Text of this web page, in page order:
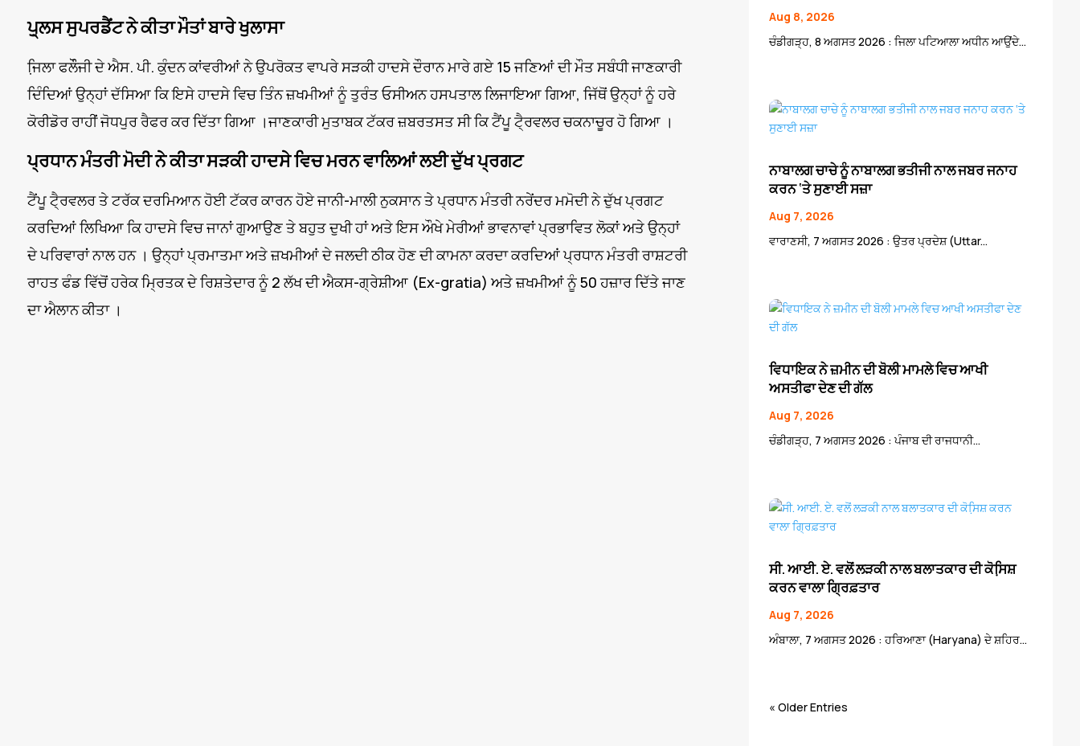
ਪੁ੍ਲਸ ਸੁਪਰਡੈਂਟ ਨੇ ਕੀਤਾ ਮੌਤਾਂ ਬਾਰੇ ਖੁਲਾਸਾ
ਜਿ਼ਲਾ ਫਲੌੌਜੀ ਦੇ ਐਸ. ਪੀ. ਕੁੰਦਨ ਕਾਂਵਰੀਆਂ ਨੇ ਉਪਰੋਕਤ ਵਾਪਰੇ ਸੜਕੀ ਹਾਦਸੇ ਦੌਰਾਨ ਮਾਰੇ ਗਏ 15 ਜਣਿਆਂ ਦੀ ਮੌਤ ਸਬੰਧੀ ਜਾਣਕਾਰੀ
ਦਿੰਦਿਆਂ ਉਨ੍ਹਾਂ ਦੱਸਿਆ ਕਿ ਇਸੇ ਹਾਦਸੇ ਵਿਚ ਤਿੰਨ ਜ਼ਖਮੀਆਂ ਨੂੰ ਤੁਰੰਤ ਓਸੀਅਨ ਹਸਪਤਾਲ ਲਿਜਾਇਆ ਗਿਆ, ਜਿੱਥੋਂ ਉਨ੍ਹਾਂ ਨੂੰ ਹਰੇ
ਕੋਰੀਡੋਰ ਰਾਹੀਂ ਜੋਧਪੁਰ ਰੈਫਰ ਕਰ ਦਿੱਤਾ ਗਿਆ ।ਜਾਣਕਾਰੀ ਮੁਤਾਬਕ ਟੱਕਰ ਜ਼ਬਰਤਸਤ ਸੀ ਕਿ ਟੈਂਪੂ ਟੈ੍ਰਵਲਰ ਚਕਨਾਚੂਰ ਹੋ ਗਿਆ ।
ਪ੍ਰਧਾਨ ਮੰਤਰੀ ਮੋਦੀ ਨੇ ਕੀਤਾ ਸੜਕੀ ਹਾਦਸੇ ਵਿਚ ਮਰਨ ਵਾਲਿਆਂ ਲਈ ਦੁੱਖ ਪ੍ਰਗਟ
ਟੈਂਪੂ ਟੈ੍ਰਵਲਰ ਤੇ ਟਰੱਕ ਦਰਮਿਆਨ ਹੋਈ ਟੱਕਰ ਕਾਰਨ ਹੋਏ ਜਾਨੀ-ਮਾਲੀ ਨੁਕਸਾਨ ਤੇ ਪ੍ਰਧਾਨ ਮੰਤਰੀ ਨਰੇਂਦਰ ਮਮੋਦੀ ਨੇ ਦੁੱਖ ਪ੍ਰਗਟ
ਕਰਦਿਆਂ ਲਿਖਿਆ ਕਿ ਹਾਦਸੇ ਵਿਚ ਜਾਨਾਂ ਗੁਆਉਣ ਤੇ ਬਹੁਤ ਦੁਖੀ ਹਾਂ ਅਤੇ ਇਸ ਔਖੇ ਮੇਰੀਆਂ ਭਾਵਨਾਵਾਂ ਪ੍ਰਭਾਵਿਤ ਲੋਕਾਂ ਅਤੇ ਉਨ੍ਹਾਂ
ਦੇ ਪਰਿਵਾਰਾਂ ਨਾਲ ਹਨ । ਉਨ੍ਹਾਂ ਪ੍ਰਮਾਤਮਾ ਅਤੇ ਜ਼ਖਮੀਆਂ ਦੇ ਜਲਦੀ ਠੀਕ ਹੋਣ ਦੀ ਕਾਮਨਾ ਕਰਦਾ ਕਰਦਿਆਂ ਪ੍ਰਧਾਨ ਮੰਤਰੀ ਰਾਸ਼ਟਰੀ
ਰਾਹਤ ਫੰਡ ਵਿੱਚੋਂ ਹਰੇਕ ਮ੍ਰਿਤਕ ਦੇ ਰਿਸ਼ਤੇਦਾਰ ਨੂੰ 2 ਲੱਖ ਦੀ ਐਕਸ-ਗ੍ਰੇਸ਼ੀਆ (Ex-gratia) ਅਤੇ ਜ਼ਖਮੀਆਂ ਨੂੰ 50 ਹਜ਼ਾਰ ਦਿੱਤੇ ਜਾਣ
ਦਾ ਐਲਾਨ ਕੀਤਾ ।
Aug 8, 2026
ਚੰਡੀਗੜ੍ਹ, 8 ਅਗਸਤ 2026 : ਜਿਲਾ ਪਟਿਆਲਾ ਅਧੀਨ ਆਉਂਦੇ...
ਨਾਬਾਲਗ ਚਾਚੇ ਨੂੰ ਨਾਬਾਲਗ ਭਤੀਜੀ ਨਾਲ ਜਬਰ ਜਨਾਹ
ਕਰਨ ‘ਤੇ ਸੁਣਾਈ ਸਜ਼ਾ
Aug 7, 2026
ਵਾਰਾਣਸੀ, 7 ਅਗਸਤ 2026 : ਉਤਰ ਪ੍ਰਦੇਸ਼ (Uttar...
ਵਿਧਾਇਕ ਨੇ ਜ਼ਮੀਨ ਦੀ ਬੋਲੀ ਮਾਮਲੇ ਵਿਚ ਆਖੀ
ਅਸਤੀਫਾ ਦੇਣ ਦੀ ਗੱਲ
Aug 7, 2026
ਚੰਡੀਗੜ੍ਹ, 7 ਅਗਸਤ 2026 : ਪੰਜਾਬ ਦੀ ਰਾਜਧਾਨੀ...
ਸੀ. ਆਈ. ਏ. ਵਲੋਂ ਲੜਕੀ ਨਾਲ ਬਲਾਤਕਾਰ ਦੀ ਕੋਸਿ਼ਸ਼
ਕਰਨ ਵਾਲਾ ਗ੍ਰਿਫ਼ਤਾਰ
Aug 7, 2026
ਅੰਬਾਲਾ, 7 ਅਗਸਤ 2026 : ਹਰਿਆਣਾ (Haryana) ਦੇ ਸ਼ਹਿਰ...
« Older Entries